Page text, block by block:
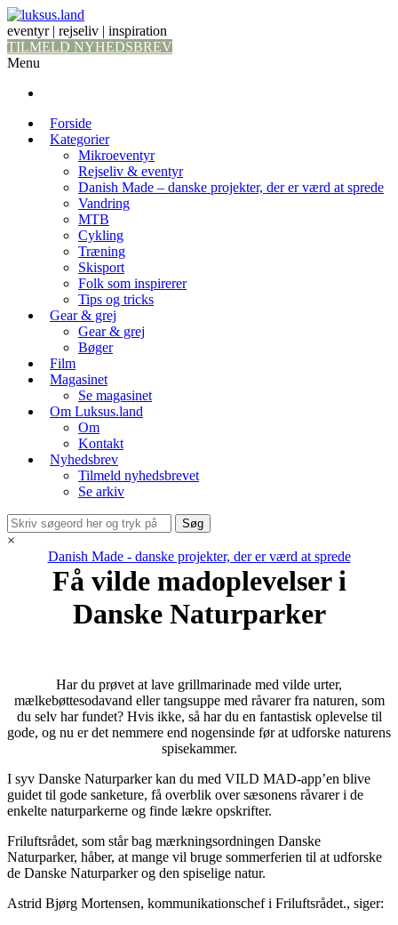
eventyr | rejseliv | inspiration
TILMELD NYHEDSBREV
Menu
Forside
Kategorier
Mikroeventyr
Rejseliv & eventyr
Danish Made – danske projekter, der er værd at sprede
Vandring
MTB
Cykling
Træning
Skisport
Folk som inspirerer
Tips og tricks
Gear & grej
Gear & grej
Bøger
Film
Magasinet
Se magasinet
Om Luksus.land
Om
Kontakt
Nyhedsbrev
Tilmeld nyhedsbrevet
Se arkiv
×
Danish Made - danske projekter, der er værd at sprede
Få vilde madoplevelser i
Danske Naturparker
Har du prøvet at lave grillmarinade med vilde urter,
mælkebøttesodavand eller tangsuppe med råvarer fra naturen, som
du selv har fundet? Hvis ikke, så har du en fantastisk oplevelse til
gode, og nu er det nemmere end nogensinde før at udforske naturens
spisekammer.
I syv Danske Naturparker kan du med VILD MAD-app’en blive
guidet til gode sanketure, få overblik over sæsonens råvarer i de
enkelte naturparkerne og finde lækre opskrifter.
Friluftsrådet, som står bag mærkningsordningen Danske
Naturparker, håber, at mange vil bruge sommerferien til at udforske
de Danske Naturparker og den spiselige natur.
Astrid Bjørg Mortensen, kommunikationschef i Friluftsrådet., siger: